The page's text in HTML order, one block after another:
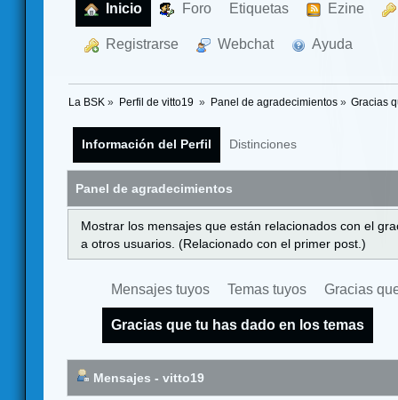
Inicio Foro Etiquetas Ezine
Registrarse Webchat Ayuda
La BSK » Perfil de vitto19 » Panel de agradecimientos» Gracias
Información del Perfil Distinciones
Panel de agradecimientos
Mostrar los mensajes que están relacionados con el
a otros usuarios. (Relacionado con el primer post.)
Mensajes tuyos Temas tuyos Gracias
Gracias que tu has dado en los temas
Mensajes - vitto19